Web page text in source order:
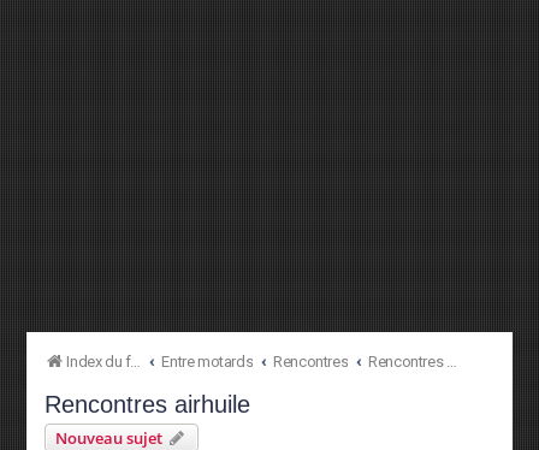
Index du forum Entre motards Rencontres Rencontres airhuile
Rencontres airhuile
Nouveau sujet